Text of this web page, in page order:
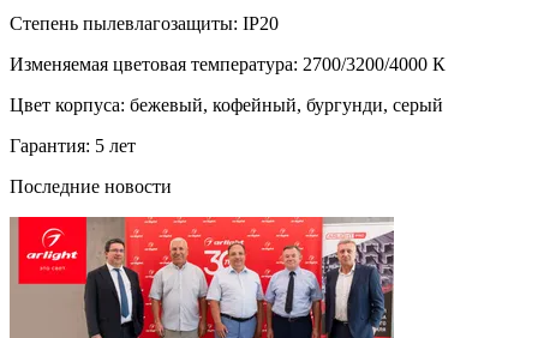
Степень пылевлагозащиты: IP20
Изменяемая цветовая температура: 2700/3200/4000 К
Цвет корпуса: бежевый, кофейный, бургунди, серый
Гарантия: 5 лет
Последние новости